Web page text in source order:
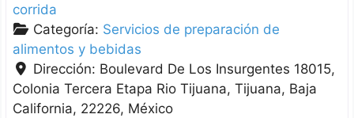
corrida
Categoría: Servicios de preparación de
alimentos y bebidas
Dirección: Boulevard De Los Insurgentes 18015,
Colonia Tercera Etapa Rio Tijuana Tijuana Baja
California 22226 México